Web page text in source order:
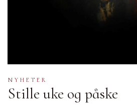
NYHETER
Stille uke og påske